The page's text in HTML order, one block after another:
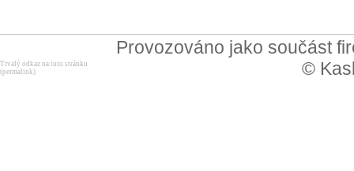
Provozováno jako součást
©
Trvalý odkaz na tuto stránku
(permalink)